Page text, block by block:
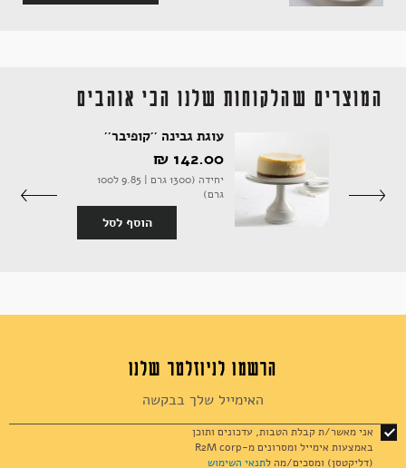
המוצרים שהלקוחות שלנו הכי אוהבים
עוגת גבינה ''קופיבר''
142.00 ‏₪
יחידה (1300 גרם | 9.85 ל100
גרם)
הוסף לסל
הרשמו לניוזלטר שלנו
for
Our
Newsletter:
אני מאשר/ת קבלת הטבות, עדכונים ותוכן
באמצעות אימייל ומסרונים מ-R2M corp
(דליקטסן) ומסכים/מה לתנאי השימוש